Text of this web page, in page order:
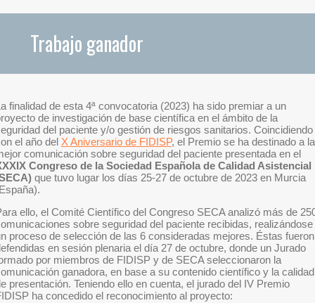
Trabajo ganador
finalidad de esta 4ª convocatoria (2023) ha sido premiar a un
de investigación de base científica en el ámbito de la
del paciente y/o gestión de riesgos sanitarios. Coincidiendo
el año del X Aniversario de FIDISP, el Premio se ha destinado a la
comunicación sobre seguridad del paciente presentada en el
Congreso de la Sociedad Española de Calidad Asistencial
que tuvo lugar los días 25-27 de octubre de 2023 en Murcia
ello, el Comité Científico del Congreso SECA analizó más de
sobre seguridad del paciente recibidas, realizándose
proceso de selección de las 6 consideradas mejores. Éstas fueron
en sesión plenaria el día 27 de octubre, donde un Jurado
por miembros de FIDISP y de SECA seleccionaron la
ganadora, en base a su contenido científico y la calidad
presentación. Teniendo ello en cuenta, el jurado del IV Premio
ha concedido el reconocimiento al proyecto: